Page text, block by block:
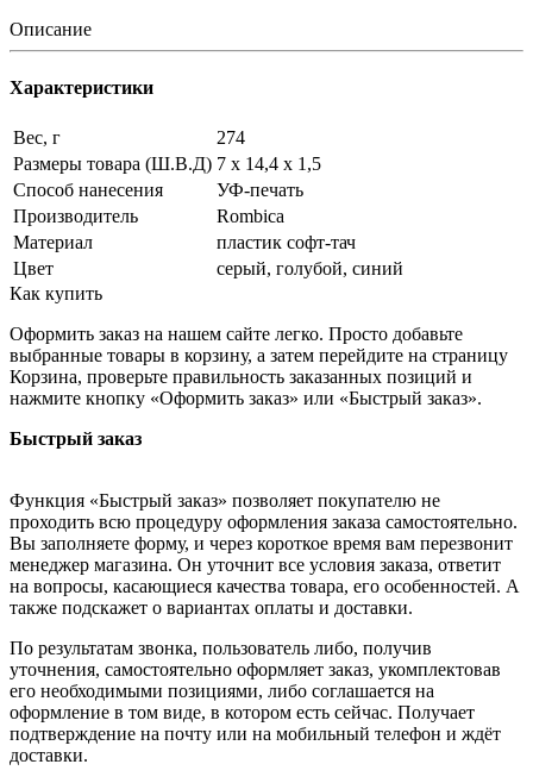
Описание
Характеристики
Вес, г
274
Размеры товара (Ш.В.Д) 7 х 14,4 х 1,5
Способ нанесения
УФ-печать
Производитель
Rombica
Материал
пластик софт-тач
Цвет
серый, голубой, синий
Как купить
Оформить заказ на нашем сайте легко. Просто добавьте
выбранные товары в корзину, а затем перейдите на страницу
Корзина, проверьте правильность заказанных позиций и
нажмите кнопку «Оформить заказ» или «Быстрый заказ».
Быстрый заказ
Функция «Быстрый заказ» позволяет покупателю не
проходить всю процедуру оформления заказа самостоятельно.
Вы заполняете форму, и через короткое время вам перезвонит
менеджер магазина. Он уточнит все условия заказа, ответит
на вопросы, касающиеся качества товара, его особенностей. А
также подскажет о вариантах оплаты и доставки.
По результатам звонка, пользователь либо, получив
уточнения, самостоятельно оформляет заказ, укомплектовав
его необходимыми позициями, либо соглашается на
оформление в том виде, в котором есть сейчас. Получает
подтверждение на почту или на мобильный телефон и ждёт
доставки.